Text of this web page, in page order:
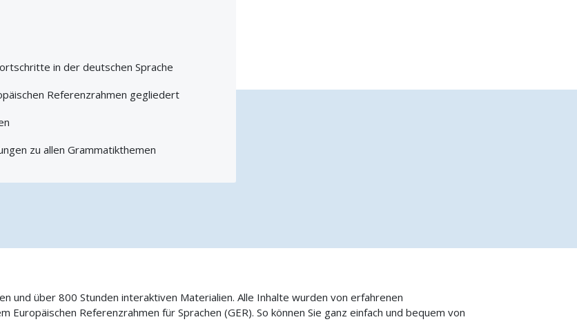
in der deutschen Sprache
Referenzrahmen gegliedert
zu allen Grammatikthemen
und über 800 Stunden interaktiven Materialien. Alle Inhalte wurden von erfahrenen
Referenzrahmen für Sprachen (GER). So können Sie ganz einfach und bequem von